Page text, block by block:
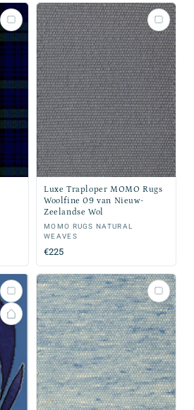
Luxe Traploper MOMO Rugs
Woolfine 09 van Nieuw-
Zeelandse Wol
Verkoper:
MOMO RUGS NATURAL
WEAVES
Normale
prijs
€225